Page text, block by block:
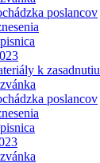
poslancov
k zasadnutiu
poslancov